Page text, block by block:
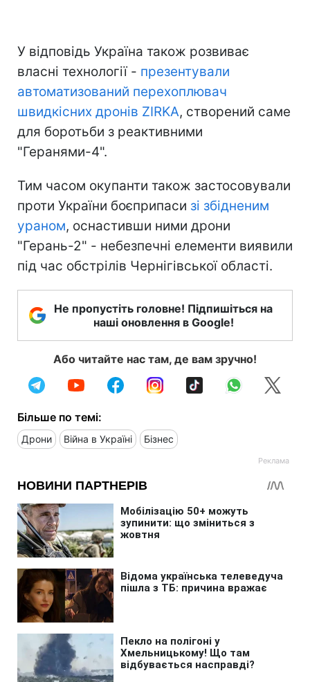
У відповідь Україна також розвиває
власні технології - презентували
автоматизований перехоплювач
швидкісних дронів ZIRKA, створений саме
для боротьби з реактивними
"Геранями-4".
Тим часом окупанти також застосовували
проти України боєприпаси зі збідненим
ураном, оснастивши ними дрони
"Герань-2" - небезпечні елементи виявили
під час обстрілів Чернігівської області.
Не пропустіть головне! Підпишіться на
наші оновлення в Google!
Або читайте нас там, де вам зручно!
Більше по темі:
Дрони Війна в Україні Бізнес